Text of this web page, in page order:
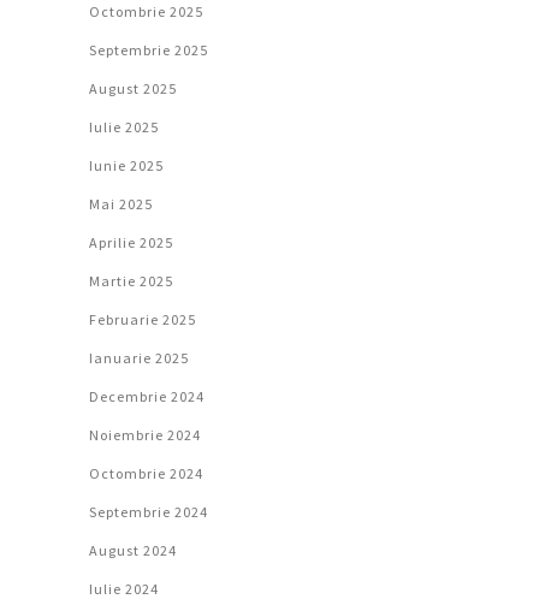
Octombrie 2025
Septembrie 2025
August 2025
Iulie 2025
Iunie 2025
Mai 2025
Aprilie 2025
Martie 2025
Februarie 2025
Ianuarie 2025
Decembrie 2024
Noiembrie 2024
Octombrie 2024
Septembrie 2024
August 2024
Iulie 2024